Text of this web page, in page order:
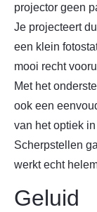
projector geen
Je projecteert
een klein
mooi recht
Met het
ook een
van het optiek
Scherpstellen
werkt echt
Geluid